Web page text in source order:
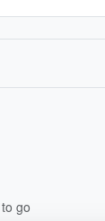
go